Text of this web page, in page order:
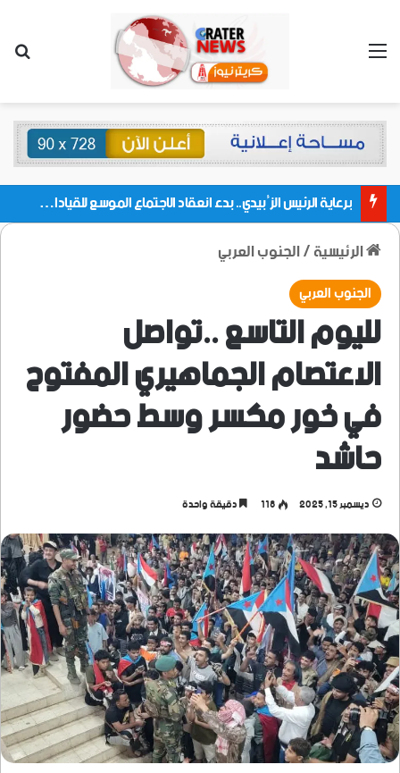
القائمة
برعاية الرئيس الزُبيدي.. بدء انعقاد الاجتماع الموسع للقيادات المحلية بالعاصمة ولمديريات وكتل مجلس العموم ومنسقيات الجامعة بالعاصمة عدن
الرئيسية/الجنوب العربي
الجنوب العربي
لليوم التاسع ..تواصل
الاعتصام الجماهيري المفتوح
في خور مكسر وسط حضور
حاشد
ديسمبر 15, 2025 118 دقيقة واحدة